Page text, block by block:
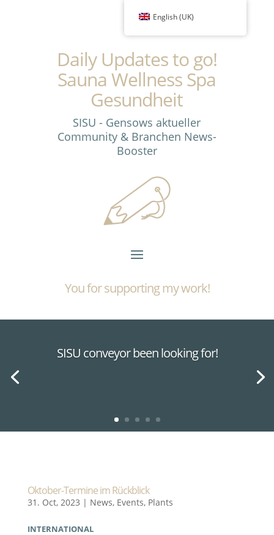
Daily Updates to go!
Sauna Wellness Spa
Gesundheit
SISU - Gensows aktueller
Community & Branchen News-
Booster
You for supporting my work!
SISU conveyor been looking for!
Oktober-Termine im Rückblick
31. Oct, 2023 | News, Events, Plants
INTERNATIONAL
English (UK)